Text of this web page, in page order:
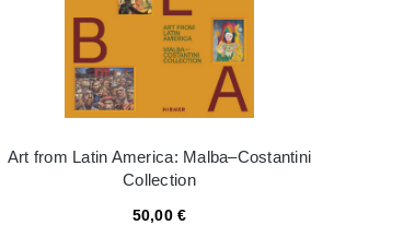
Art from Latin America: Malba–Costantini
Collection
50,00 €